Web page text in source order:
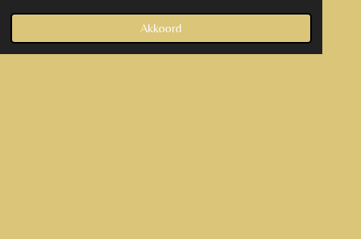
Akkoord
F
a
c
e
I
n
s
t
W
a
t
Algemene voorwaarden
Kaart